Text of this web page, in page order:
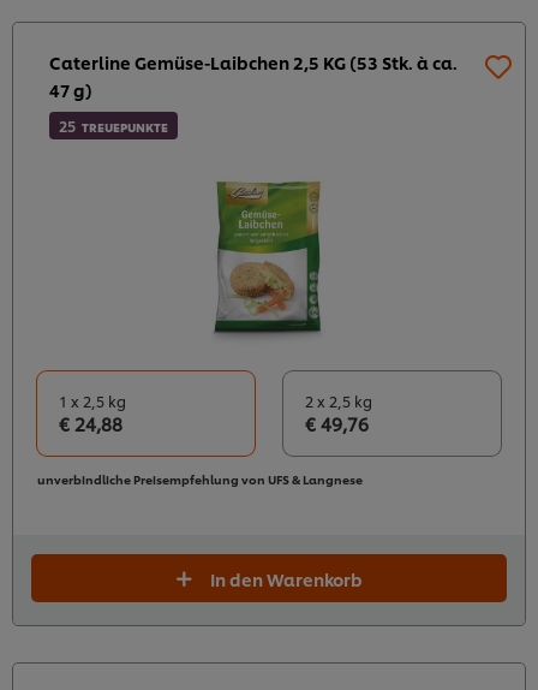
Caterline Gemüse-Laibchen 2,5 KG (53 Stk. à ca.
47 g)
25 TREUEPUNKTE
1 x 2,5 kg
€ 24,88
2 x 2,5 kg
€ 49,76
unverbindliche Preisempfehlung von UFS & Langnese
In den Warenkorb